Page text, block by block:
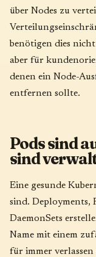
über Nodes zu
benötigen dies
aber für
denen ein Node-
entfernen sollte.
Pods sind
sind
Eine gesunde
sind. Deployments,
DaemonSets
Name mit einem
für immer